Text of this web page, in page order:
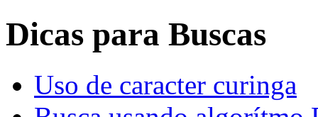
Dicas para Buscas
Uso de caracter curinga